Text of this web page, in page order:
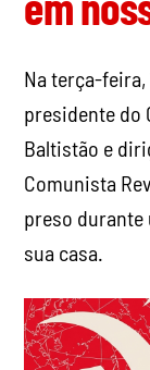
Na terça-feira,
presidente do
Baltistão e
Comunista
preso durante
sua casa.